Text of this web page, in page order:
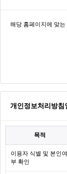
개인정보처리방침
목적
이용자 식별 및 본인여
부 확인